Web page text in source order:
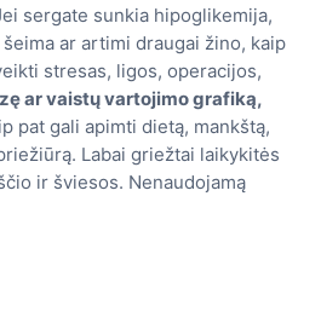
sergate sunkia hipoglikemija,
ar artimi draugai žino, kaip
stresas, ligos, operacijos,
ar vaistų vartojimo grafiką,
pat gali apimti dietą, mankštą,
Labai griežtai laikykitės
ir šviesos. Nenaudojamą